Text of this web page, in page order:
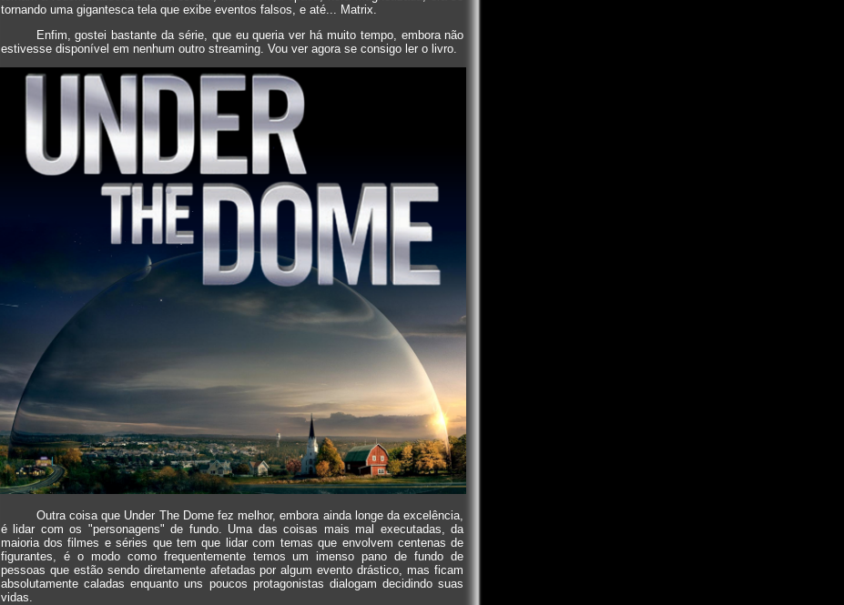
tornando uma gigantesca tela que exibe eventos falsos, e até... Matrix.
Enfim, gostei bastante da série, que eu queria ver há muito tempo, embora não
estivesse disponível em nenhum outro streaming. Vou ver agora se consigo ler o livro.
Outra coisa que Under The Dome fez melhor, embora ainda longe da excelência,
é lidar com os "personagens" de fundo. Uma das coisas mais mal executadas, da
maioria dos filmes e séries que tem que lidar com temas que envolvem centenas de
figurantes, é o modo como frequentemente temos um imenso pano de fundo de
pessoas que estão sendo diretamente afetadas por algum evento drástico, mas ficam
absolutamente caladas enquanto uns poucos protagonistas dialogam decidindo suas
vidas.